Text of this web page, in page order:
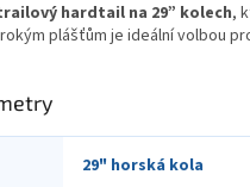
hardtail na 29” kolech,
plášťům je ideální volbou
29" horská kola